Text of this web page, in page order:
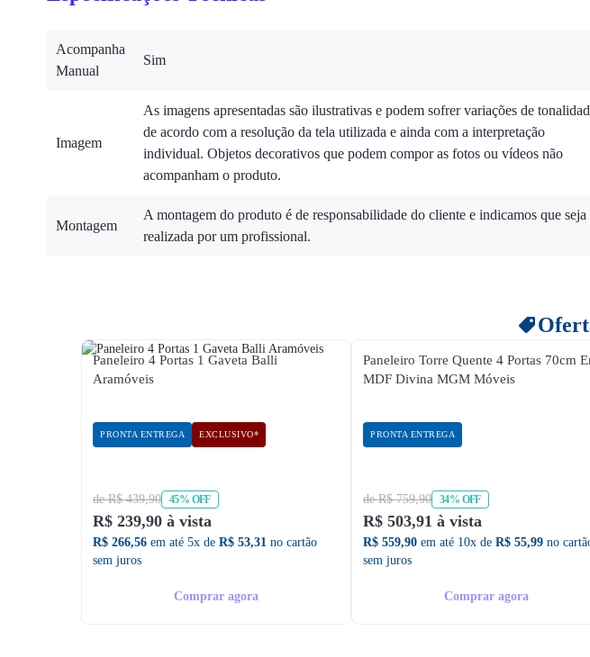
Acompanha
Manual
Sim
Imagem
As imagens apresentadas são ilustrativas e podem sofrer variações de
de acordo com a resolução da tela utilizada e ainda com a interpretação
individual. Objetos decorativos que podem compor as fotos ou vídeos não
acompanham o produto.
Montagem
A montagem do produto é de responsabilidade do cliente e indicamos que seja
realizada por um profissional.
Paneleiro 4 Portas 1 Gaveta Balli
Aramóveis
PRONTA ENTREGA EXCLUSIVO*
de R$ 439,90 45% OFF
R$ 239,90 à vista
R$ 266,56 em até 5x de R$ 53,31 no cartão
sem juros
Comprar agora
Paneleiro Torre Quente 4 Portas 70cm
MDF Divina MGM Móveis
PRONTA ENTREGA
de R$ 759,90 34% OFF
R$ 503,91 à vista
R$ 559,90 em até 10x de R$ 55,99 no
sem juros
Comprar agora